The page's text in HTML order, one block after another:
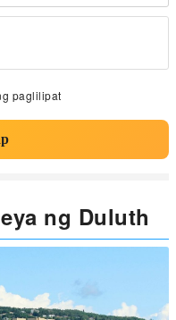
paglilipat
ng Duluth